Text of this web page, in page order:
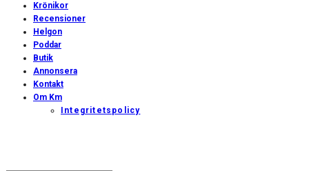
Krönikor
Recensioner
Helgon
Poddar
Butik
Annonsera
Kontakt
Om Km
Integritetspolicy